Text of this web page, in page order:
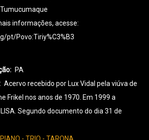
informações, acesse:
pt/Povo:Tiriy%C3%B3
PA
Acervo recebido por Lux Vidal pela viúva de
Frikel nos anos de 1970. Em 1999 a
Segundo documento do dia 31 de